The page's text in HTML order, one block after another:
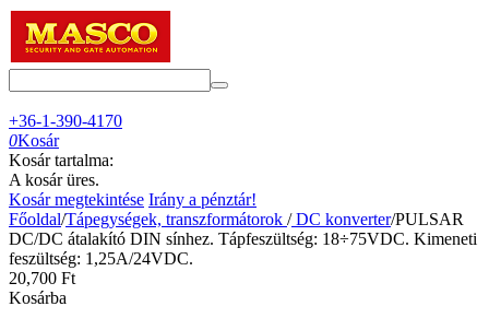
+36-1-390-4170
0Kosár
Kosár tartalma:
A kosár üres.
Kosár megtekintése Irány a pénztár!
Főoldal/Tápegységek, transzformátorok /DC konverter/PULSAR
DC/DC átalakító DIN sínhez. Tápfeszültség: 18÷75VDC. Kimeneti
feszültség: 1,25A/24VDC.
20,700 Ft
Kosárba